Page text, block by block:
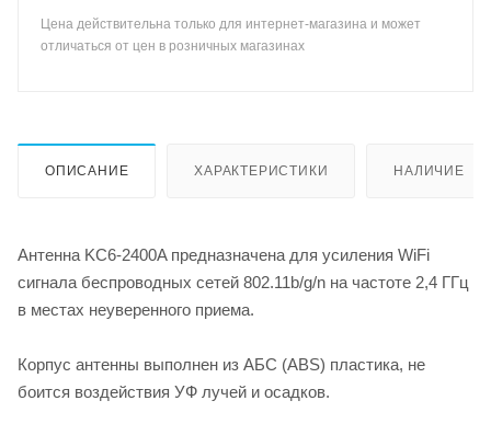
Цена действительна только для интернет-магазина и может
отличаться от цен в розничных магазинах
ОПИСАНИЕ ХАРАКТЕРИСТИКИ НАЛИЧИЕ
Антенна KC6-2400A предназначена для усиления WiFi
сигнала беспроводных сетей 802.11b/g/n на частоте 2,4 ГГц
в местах неуверенного приема.
Корпус антенны выполнен из АБС (ABS) пластика, не
боится воздействия УФ лучей и осадков.